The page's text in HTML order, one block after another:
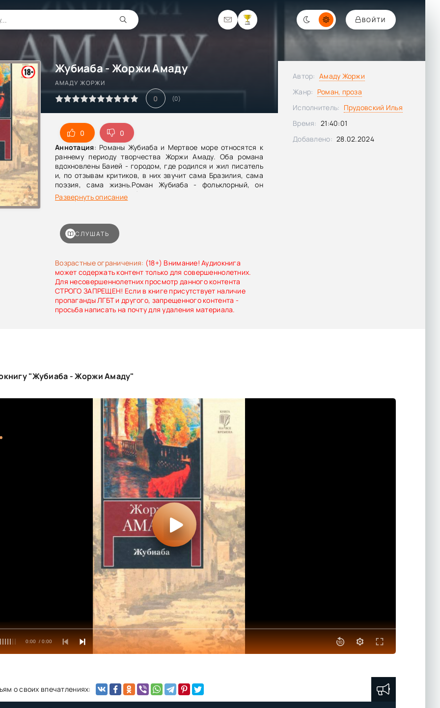
ВОЙТИ
Жубиаба - Жоржи Амаду
АМАДУ ЖОРЖИ
0 (0)
0
0
Аннотация: Романы Жубиаба и Мертвое море относятся к
раннему периоду творчества Жоржи Амаду. Оба романа
вдохновлены Баией - городом, где родился и жил писатель
и, по отзывам критиков, в них звучит сама Бразилия, сама
поэзия, сама жизнь.Роман Жубиаба - фольклорный, он
построен по принципу баллады и весь пронизан мотивами и
символами народной поэзии. Мертвое море - лирическая
Развернуть описание
Возрастные ограничения: (18+) Внимание! Аудиокнига
может содержать контент только для совершеннолетних.
Для несовершеннолетних просмотр данного контента
СТРОГО ЗАПРЕЩЕН! Если в книге присутствует наличие
пропаганды ЛГБТ и другого, запрещенного контента -
просьба написать на почту для удаления материала.
СЛУШАТЬ
Автор: Амаду Жоржи
Жанр: Роман, проза
Исполнитель: Прудовский Илья
Время: 21:40:01
Добавлено: 28.02.2024
"Жубиаба - Жоржи Амаду"
0:00 / 0:00
о своих впечатлениях: